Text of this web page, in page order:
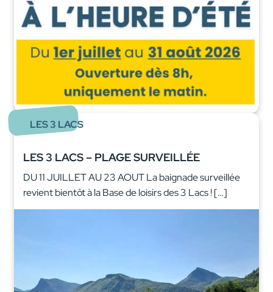
LES 3 LACS
LES 3 LACS – PLAGE SURVEILLÉE
DU 11 JUILLET AU 23 AOUT La baignade surveillée
revient bientôt à la Base de loisirs des 3 Lacs ! […]